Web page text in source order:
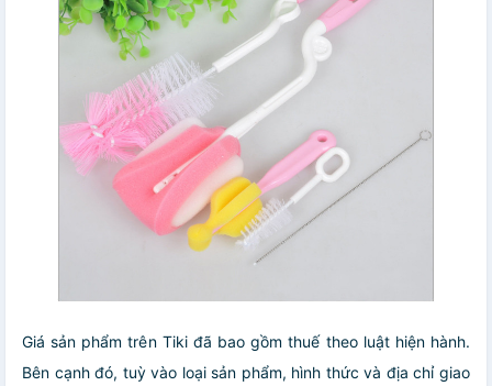
Giá sản phẩm trên Tiki đã bao gồm thuế theo luật hiện hành.
Bên cạnh đó, tuỳ vào loại sản phẩm, hình thức và địa chỉ giao